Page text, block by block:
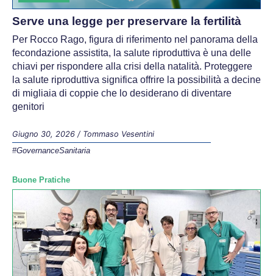
Serve una legge per preservare la fertilità
Per Rocco Rago, figura di riferimento nel panorama della
fecondazione assistita, la salute riproduttiva è una delle
chiavi per rispondere alla crisi della natalità. Proteggere
la salute riproduttiva significa offrire la possibilità a decine
di migliaia di coppie che lo desiderano di diventare
genitori
Giugno 30, 2026 / Tommaso Vesentini
#GovernanceSanitaria
Buone Pratiche